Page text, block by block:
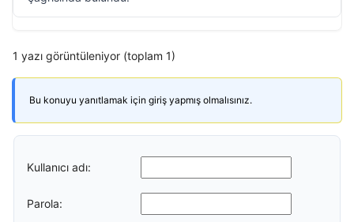
1 yazı görüntüleniyor (toplam 1)
Bu konuyu yanıtlamak için giriş yapmış olmalısınız.
Kullanıcı adı:
Parola: